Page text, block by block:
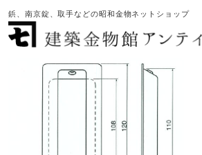
鋲、南京錠、取手などの昭和金物ネットショップ